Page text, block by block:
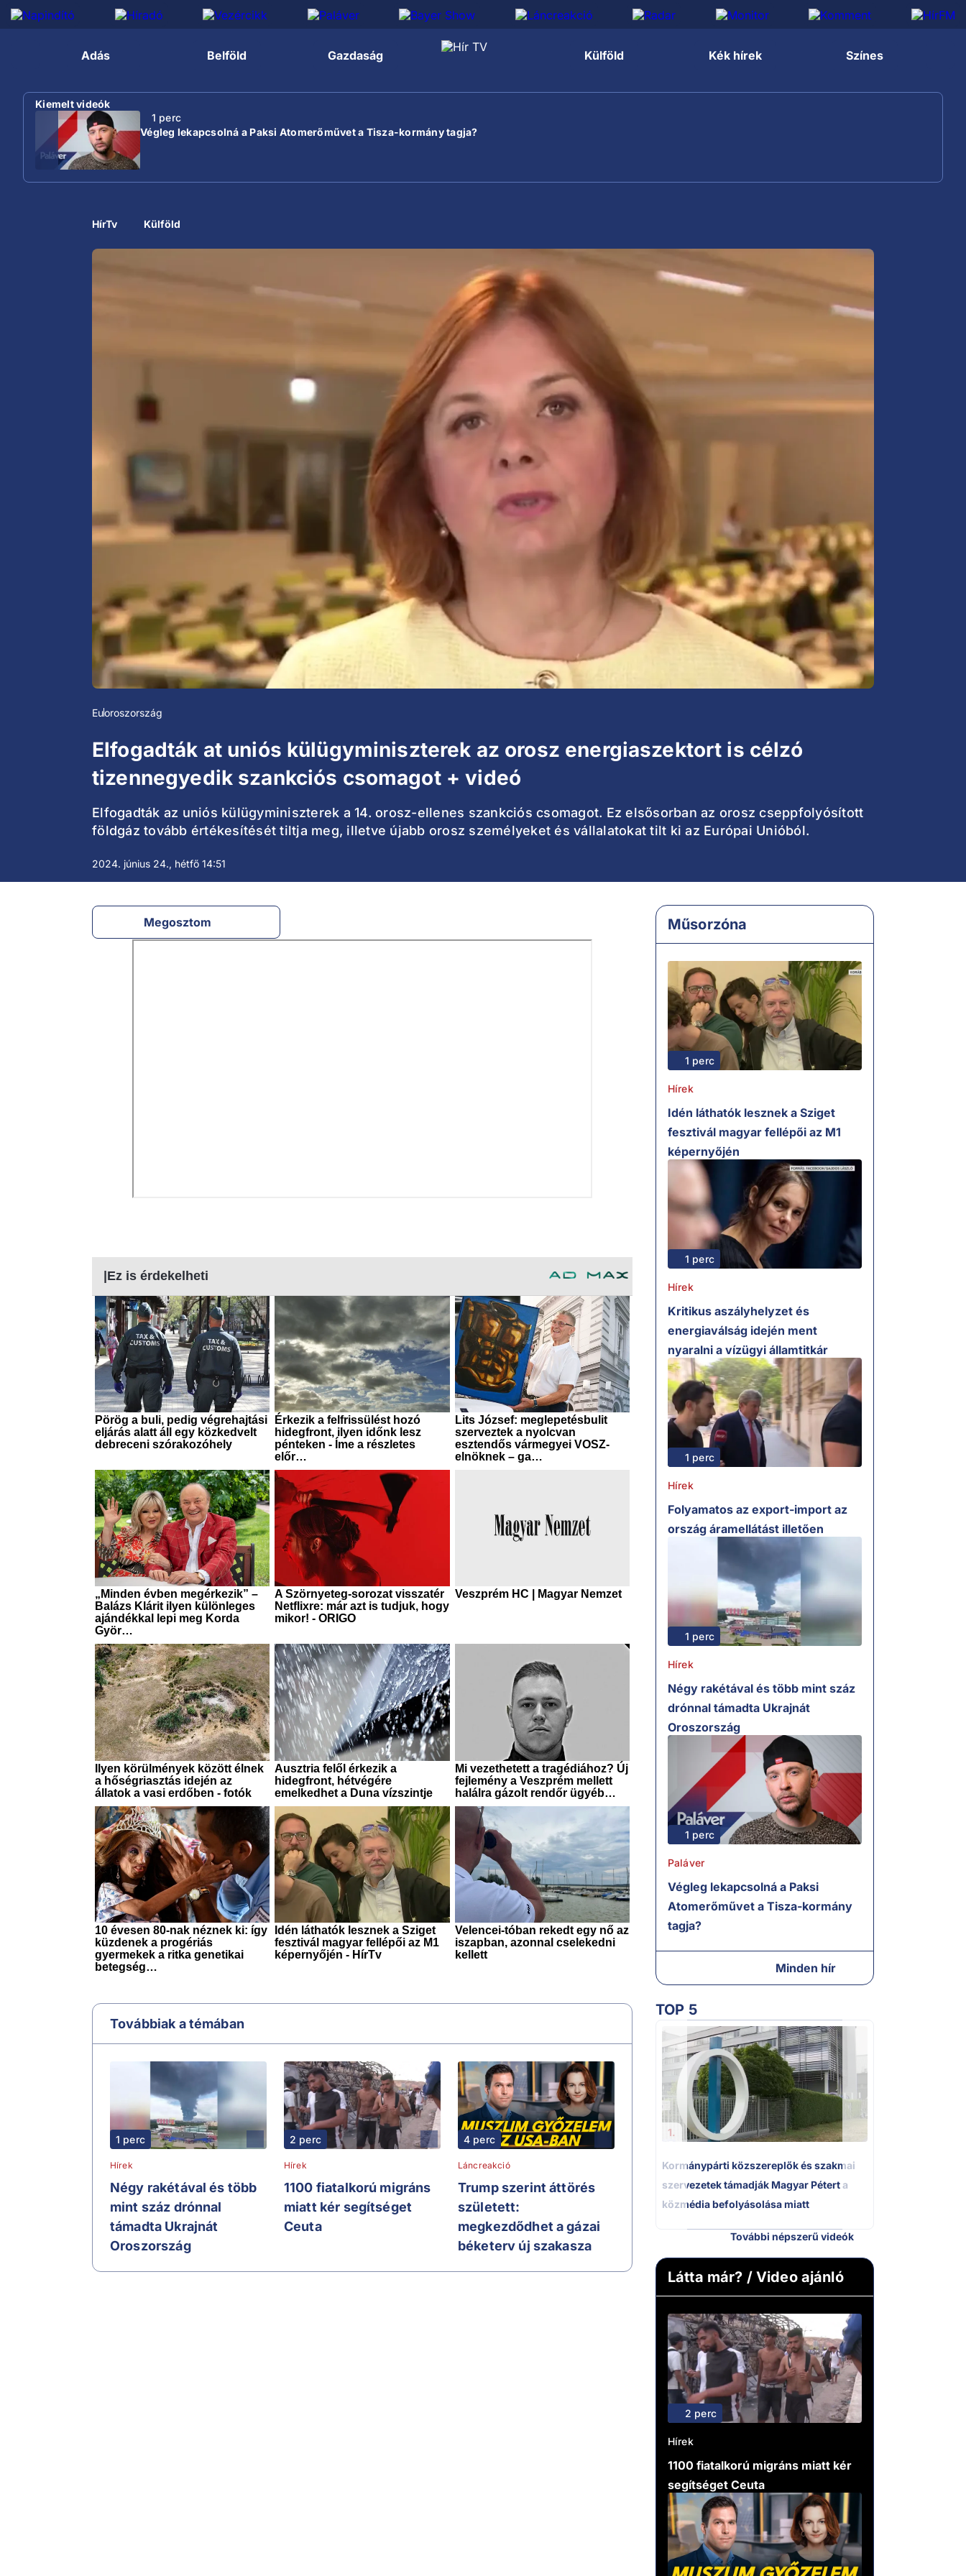
Adás Belföld Gazdaság Külföld Kék hírek Színes
Kiemelt videók
1 perc
Végleg lekapcsolná a Paksi Atomerőművet a Tisza-kormány tagja?
HírTv Külföld
Euoroszország
Elfogadták at uniós külügyminiszterek az orosz energiaszektort is célzó
tizennegyedik szankciós csomagot + videó
Elfogadták az uniós külügyminiszterek a 14. orosz-ellenes szankciós csomagot. Ez elsősorban az orosz cseppfolyósított
földgáz tovább értékesítését tiltja meg, illetve újabb orosz személyeket és vállalatokat tilt ki az Európai Unióból.
2024. június 24., hétfő 14:51
Megosztom
Továbbiak a témában
1 perc
Hírek
Négy rakétával és több
mint száz drónnal
támadta Ukrajnát
Oroszország
2 perc
Hírek
1100 fiatalkorú migráns
miatt kér segítséget
Ceuta
4 perc
Láncreakció
Trump szerint áttörés
született:
megkezdődhet a gázai
béketerv új szakasza
Műsorzóna
1 perc
Hírek
Idén láthatók lesznek a Sziget
fesztivál magyar fellépői az M1
képernyőjén
1 perc
Hírek
Kritikus aszályhelyzet és
energiaválság idején ment
nyaralni a vízügyi államtitkár
1 perc
Hírek
Folyamatos az export-import az
ország áramellátást illetően
1 perc
Hírek
Négy rakétával és több mint száz
drónnal támadta Ukrajnát
Oroszország
1 perc
Paláver
Végleg lekapcsolná a Paksi
Atomerőművet a Tisza-kormány
tagja?
Minden hír
TOP 5
1.
Kormánypárti közszereplők és szakmai
szervezetek támadják Magyar Pétert a
közmédia befolyásolása miatt
További népszerű videók
Látta már? / Video ajánló
2 perc
Hírek
1100 fiatalkorú migráns miatt kér
segítséget Ceuta